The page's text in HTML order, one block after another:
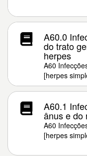
A60.0
do trato
herpes
A60
[herpes
A60.1
ânus e do
A60
[herpes